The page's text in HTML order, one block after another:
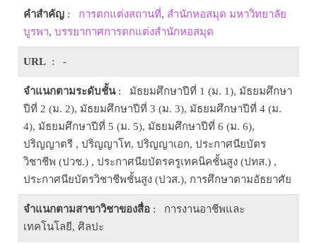
คำสำคัญ : การตกแต่งสถานที่, สำนักหอสมุด มหาวิทยาลัย
บูรพา, บรรยากาศการตกแต่งสำนักหอสมุด
URL : -
จำแนกตามระดับชั้น: มัธยมศึกษาปีที่ 1 (ม. 1), มัธยมศึกษา
ปีที่ 2 (ม. 2), มัธยมศึกษาปีที่ 3 (ม. 3), มัธยมศึกษาปีที่ 4 (ม.
4), มัธยมศึกษาปีที่ 5 (ม. 5), มัธยมศึกษาปีที่ 6 (ม. 6),
ปริญญาตรี , ปริญญาโท, ปริญญาเอก, ประกาศนียบัตร
วิชาชีพ (ปวช.) , ประกาศนียบัตรครูเทคนิคชั้นสูง (ปทส.) ,
ประกาศนียบัตรวิชาชีพชั้นสูง (ปวส.), การศึกษาตามอัธยาศัย
จำแนกตามสาขาวิชาของสื่อ : การงานอาชีพและ
เทคโนโลยี, ศิลปะ